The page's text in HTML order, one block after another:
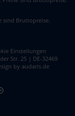
sind Bruttopreise.
Einstellungen
Str. 25 | DE-32469
by audaris.de